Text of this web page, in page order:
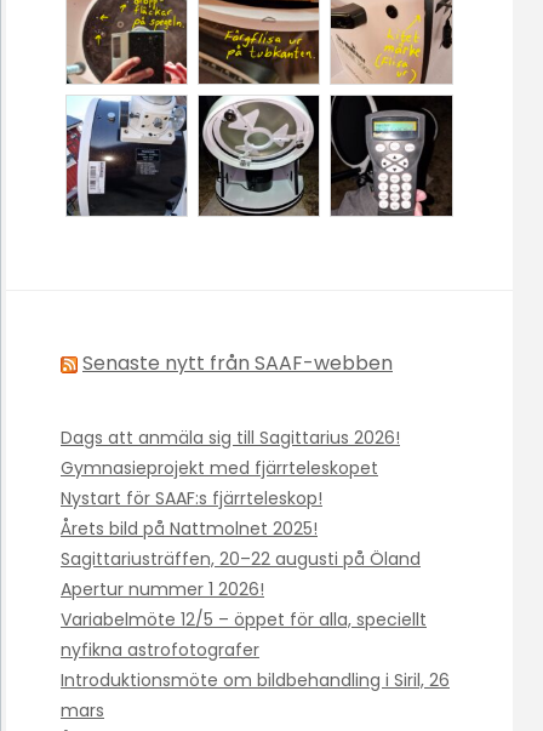
Senaste nytt från SAAF-webben
Dags att anmäla sig till Sagittarius 2026!
Gymnasieprojekt med fjärrteleskopet
Nystart för SAAF:s fjärrteleskop!
Årets bild på Nattmolnet 2025!
Sagittariusträffen, 20–22 augusti på Öland
Apertur nummer 1 2026!
Variabelmöte 12/5 – öppet för alla, speciellt
nyfikna astrofotografer
Introduktionsmöte om bildbehandling i Siril, 26
mars